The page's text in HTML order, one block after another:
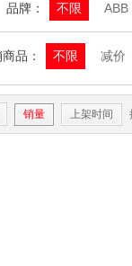
品牌： 不限 ABB
品： 不限 减价
销量 上架时间